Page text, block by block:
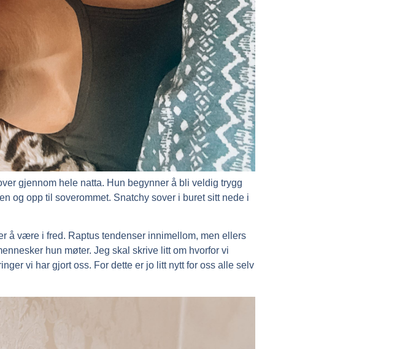
gjennom hele natta. Hun begynner å bli veldig trygg
og opp til soverommet. Snatchy sover i buret sitt nede i
å være i fred. Raptus tendenser innimellom, men ellers
hun møter. Jeg skal skrive litt om hvorfor vi
vi har gjort oss. For dette er jo litt nytt for oss alle selv